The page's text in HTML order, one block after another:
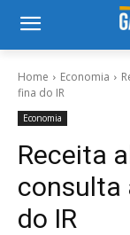
Home Economia
fina do IR
Economia
Receita
consulta
do IR